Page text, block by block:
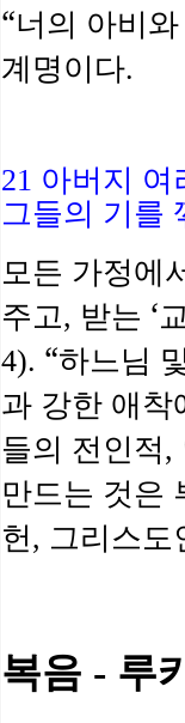
“너의 아비와
계명이다.
21 아버지 여
그들의 기를
모든 가정에
주고, 받는 ‘
4). “하느님
과 강한 애착
들의 전인적,
만드는 것은
헌, 그리스도
복음 - 루